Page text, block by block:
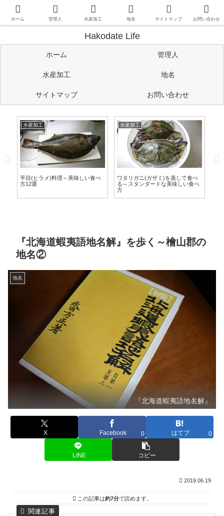
ています。
Hakodate Life
ホーム 管理人
水産加工 地名
サイトマップ お問い合わせ
水産加工
平目(ヒラメ)料理～美味しい食べ
方12選
水産加工
ワタリガニ(ガザミ)を蒸して食べ
る～スタンダードな美味しい食べ
方
『北海道蝦夷語地名解』を歩く～檜山郡の
地名②
地名
『北海道蝦夷語地名解』
X Facebook 0 はてブ 0
LINE コピー
2019.06.19
この記事は約7分で読めます。
ホーム 管理人 水産加工 地名 サイトマップ お問い合わせ